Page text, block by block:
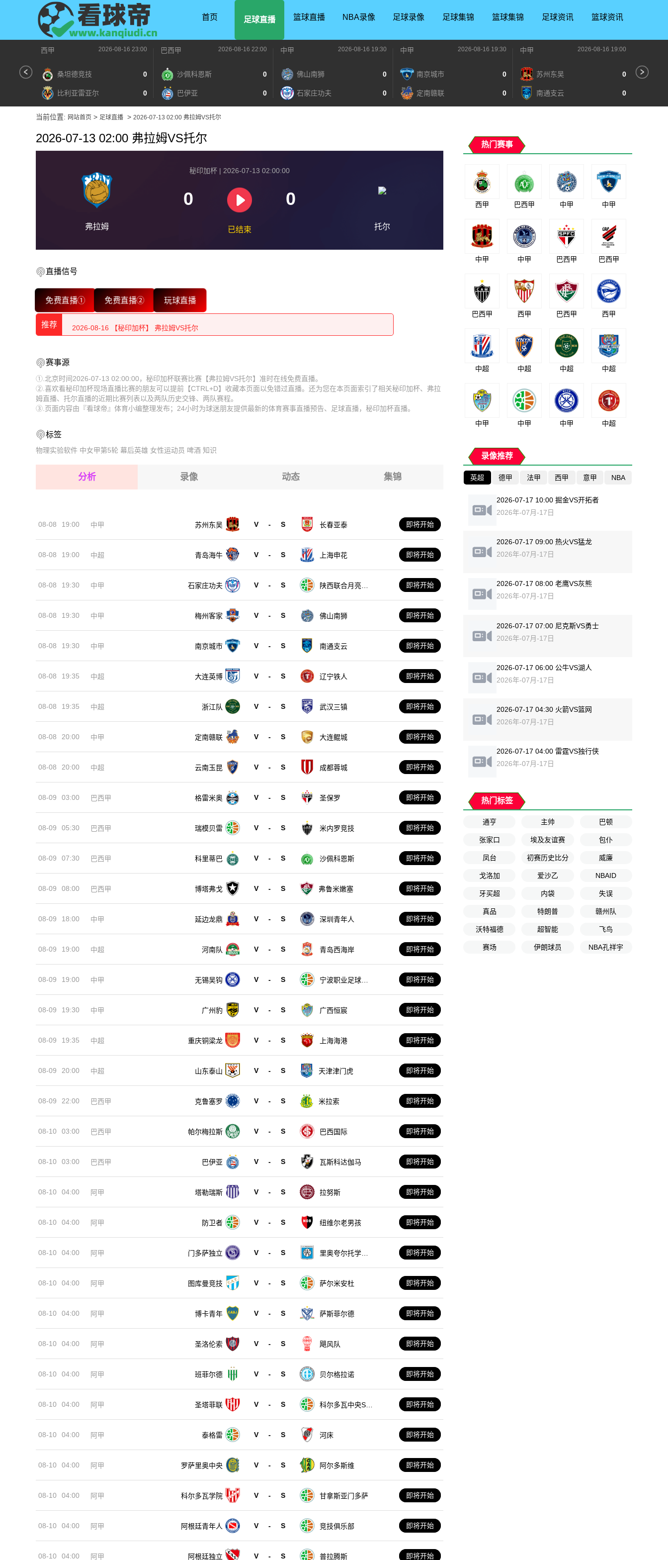
首页 足球直播 篮球直播 NBA录像 足球录像 足球集锦 篮球集锦 足球资讯 篮球资讯
西甲 2026-08-16 23:00
桑坦德竞技 0
比利亚雷亚尔 0
巴西甲 2026-08-16 22:00
沙佩科恩斯 0
巴伊亚 0
中甲 2026-08-16 19:30
佛山南狮 0
石家庄功夫 0
中甲 2026-08-16 19:30
南京城市 0
定南赣联 0
中甲 2026-08-16 19:00
苏州东吴 0
南通支云 0
当前位置: 网站首页 > 足球直播 > 2026-07-13 02:00 弗拉姆VS托尔
2026-07-13 02:00 弗拉姆VS托尔
弗拉姆
秘印加杯 | 2026-07-13 02:00:00
0 0
已结束 托尔
直播信号
免费直播① 免费直播② 玩球直播
推荐
2026-08-16 【秘印加杯】 弗拉姆VS托尔
2026-08-16 【秘印加杯】 弗拉姆VS托尔
2026-08-16 【秘印加杯】 弗拉姆VS托尔
2026-08-16 【秘印加杯】 弗拉姆VS托尔
2026-08-16 【秘印加杯】 弗拉姆VS托尔
2026-08-16 【秘印加杯】 弗拉姆VS托尔
2026-08-16 【秘印加杯】 弗拉姆VS托尔
2026-08-16 【秘印加杯】 弗拉姆VS托尔
2026-08-16 【秘印加杯】 弗拉姆VS托尔
2026-08-16 【秘印加杯】 弗拉姆VS托尔
2026-08-16 【秘印加杯】 弗拉姆VS托尔
赛事源
①.北京时间2026-07-13 02:00:00，秘印加杯联赛比赛【弗拉姆VS托尔】准时在线免费直播。
②.喜欢看秘印加杯现场直播比赛的朋友可以提前【CTRL+D】收藏本页面以免错过直播。还为您在本页面索引了相关秘印加杯、弗拉
姆直播、托尔直播的近期比赛列表以及两队历史交锋、两队赛程。
③.页面内容由『看球帝』体育小编整理发布；24小时为球迷朋友提供最新的体育赛事直播预告、足球直播，秘印加杯直播。
标签
物理实验软件 中女甲第5轮 幕后英雄 女性运动员 啤酒 知识
分析 录像 动态 集锦
08-08 19:00 中甲 苏州东吴 V - S 长春亚泰 即将开始
08-08 19:00 中超 青岛海牛 V - S 上海申花 即将开始
08-08 19:30 中甲 石家庄功夫 V - S
陕西联合月亮泊
即将开始
08-08 19:30 中甲 梅州客家 V - S 佛山南狮 即将开始
08-08 19:30 中甲 南京城市 V - S 南通支云 即将开始
08-08 19:35 中超 大连英博 V - S 辽宁铁人 即将开始
08-08 19:35 中超 浙江队 V - S 武汉三镇 即将开始
08-08 20:00 中甲 定南赣联 V - S 大连鲲城 即将开始
08-08 20:00 中超 云南玉昆 V - S 成都蓉城 即将开始
08-09 03:00 巴西甲 格雷米奥 V - S 圣保罗 即将开始
08-09 05:30 巴西甲 瑞模贝雷 V - S 米内罗竞技 即将开始
08-09 07:30 巴西甲 科里蒂巴 V - S 沙佩科恩斯 即将开始
08-09 08:00 巴西甲 博塔弗戈 V - S 弗鲁米嫩塞 即将开始
08-09 18:00 中甲 延边龙鼎 V - S 深圳青年人 即将开始
08-09 19:00 中超 河南队 V - S 青岛西海岸 即将开始
08-09 19:00 中甲 无锡吴钩 V - S
宁波职业足球俱
即将开始
08-09 19:30 中甲 广州豹 V - S 广西恒宸 即将开始
08-09 19:35 中超 重庆铜梁龙 V - S 上海海港 即将开始
08-09 20:00 中超 山东泰山 V - S 天津津门虎 即将开始
08-09 22:00 巴西甲 克鲁塞罗 V - S 米拉索 即将开始
08-10 03:00 巴西甲 帕尔梅拉斯 V - S 巴西国际 即将开始
08-10 03:00 巴西甲 巴伊亚 V - S 瓦斯科达伽马 即将开始
08-10 04:00 阿甲 塔勒瑞斯 V - S 拉努斯 即将开始
08-10 04:00 阿甲 防卫者 V - S 纽维尔老男孩 即将开始
08-10 04:00 阿甲 门多萨独立 V - S
里奥夸尔托学生
即将开始
08-10 04:00 阿甲 图库曼竞技 V - S 萨尔米安杜 即将开始
08-10 04:00 阿甲 博卡青年 V - S 萨斯菲尔德 即将开始
08-10 04:00 阿甲 圣洛伦索 V - S 飓风队 即将开始
08-10 04:00 阿甲 班菲尔德 V - S 贝尔格拉诺 即将开始
08-10 04:00 阿甲 圣塔菲联 V - S
科尔多瓦中央SD
即将开始
08-10 04:00 阿甲 泰格雷 V - S 河床 即将开始
08-10 04:00 阿甲 罗萨里奥中央 V - S 阿尔多斯维 即将开始
08-10 04:00 阿甲 科尔多瓦学院 V - S 甘拿斯亚门多萨 即将开始
08-10 04:00 阿甲 阿根廷青年人 V - S 竞技俱乐部 即将开始
08-10 04:00 阿甲 阿根廷独立 V - S 普拉腾斯 即将开始
热门赛事
西甲 巴西甲 中甲 中甲
中甲 中甲 巴西甲 巴西甲
巴西甲 西甲 巴西甲 西甲
中超 中超 中超 中超
中甲 中甲 中甲 中超
录像推荐
英超 德甲 法甲 西甲 意甲 NBA
2026-07-17 10:00 掘金VS开拓者
2026年-07月-17日
2026-07-17 09:00 热火VS猛龙
2026年-07月-17日
2026-07-17 08:00 老鹰VS灰熊
2026年-07月-17日
2026-07-17 07:00 尼克斯VS勇士
2026年-07月-17日
2026-07-17 06:00 公牛VS湖人
2026年-07月-17日
2026-07-17 04:30 火箭VS篮网
2026年-07月-17日
2026-07-17 04:00 雷霆VS独行侠
2026年-07月-17日
热门标签
通亨 主帅 巴顿
张家口 埃及友谊赛 包仆
凤台 初赛历史比分 威廉
戈洛加 爱沙乙 NBAID
牙买超 内袋 失误
真品 特朗普 赣州队
沃特福德 超智能 飞鸟
赛场 伊朗球员 NBA孔祥宇